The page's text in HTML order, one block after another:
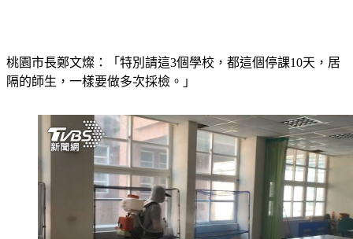
桃園市長鄭文燦：「特別請這3個學校，都這個停課10天，居